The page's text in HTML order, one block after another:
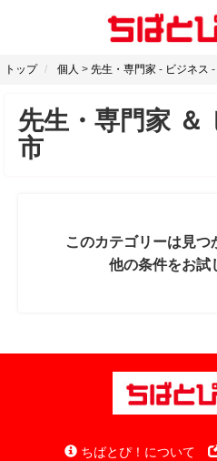
トップ 個人 > 先生・専門家 - ビジネス -
先生・専門家 ＆
市
このカテゴリーは見つ
他の条件をお試
ちばとぴ！について